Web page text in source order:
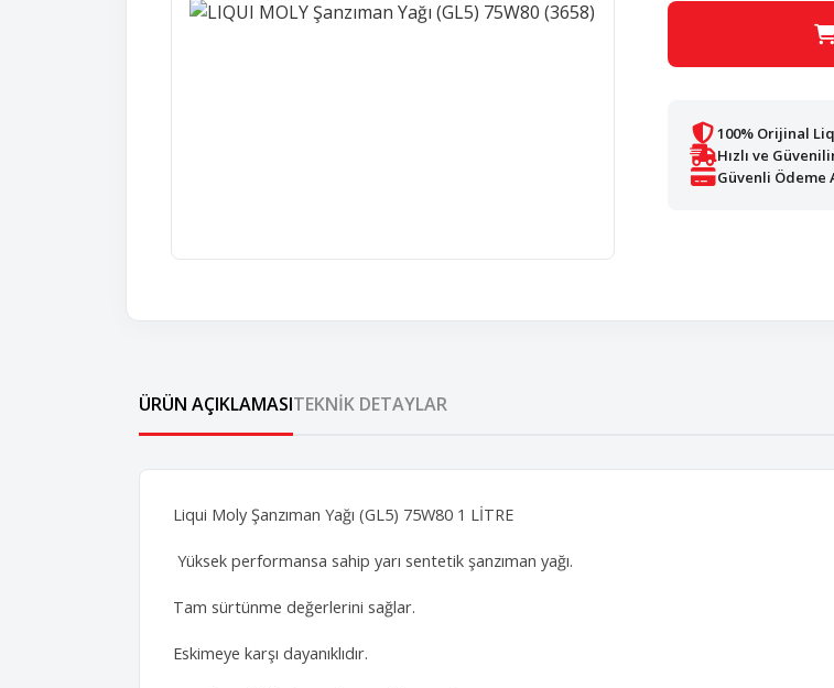
100% Orijinal
Hızlı ve
Güvenli Ödeme
ÜRÜN AÇIKLAMASITEKNIK DETAYLAR
Liqui Moly Şanzıman Yağı (GL5) 75W80 1 LİTRE
Yüksek performansa sahip yarı sentetik şanzıman yağı.
Tam sürtünme değerlerini sağlar.
Eskimeye karşı dayanıklıdır.